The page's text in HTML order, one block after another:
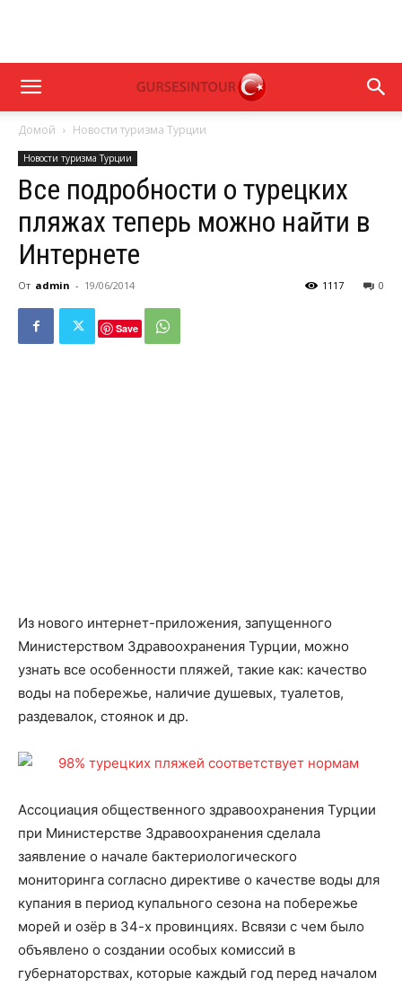
Домой Новости туризма Турции
Новости туризма Турции
Все подробности о турецких
пляжах теперь можно найти в
Интернете
От admin - 19/06/2014 0
1117
Save
Из нового интернет-приложения, запущенного
Министерством Здравоохранения Турции, можно
узнать все особенности пляжей, такие как: качество
воды на побережье, наличие душевых, туалетов,
раздевалок, стоянок и др.
Ассоциация общественного здравоохранения Турции
при Министерстве Здравоохранения сделала
заявление о начале бактериологического
мониторинга согласно директиве о качестве воды для
купания в период купального сезона на побережье
морей и озёр в 34-х провинциях. Всвязи с чем было
объявлено о создании особых комиссий в
губернаторствах, которые каждый год перед началом